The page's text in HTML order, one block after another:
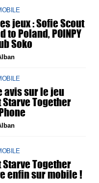
jeux : Sofie Scout
to Poland, POINPY
Soko
avis sur le jeu
Starve Together
Starve Together
enfin sur mobile !